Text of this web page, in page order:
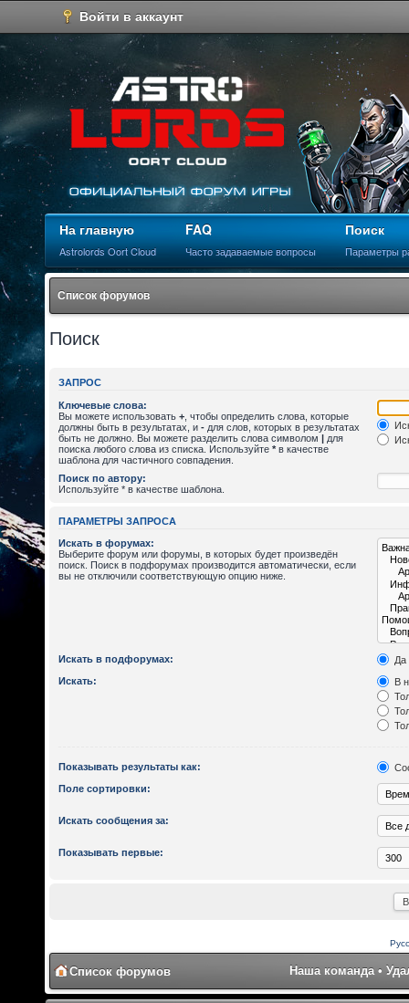
Войти в аккаунт
На главную
Astrolords Oort Cloud
FAQ
Часто задаваемые вопросы
Поиск
Параметры
Список форумов
Поиск
ЗАПРОС
Ключевые слова:
Вы можете использовать + , чтобы определить слова, которые
должны быть в результатах, и - для слов, которых в результатах
быть не должно. Вы можете разделить слова символом | для
поиска любого слова из списка. Используйте * в качестве
шаблона для частичного совпадения.
Поиск по автору:
Используйте * в качестве шаблона.
ПАРАМЕТРЫ ЗАПРОСА
Искать в форумах:
Выберите форум или форумы, в которых будет произведён
поиск. Поиск в подфорумах производится автоматически, если
вы не отключили соответствующую опцию ниже.
Искать в подфорумах:
Да
Искать:
В
Показывать результаты как:
Поле сортировки:
Искать сообщения за:
Показывать первые:
Список форумов Наша команда •